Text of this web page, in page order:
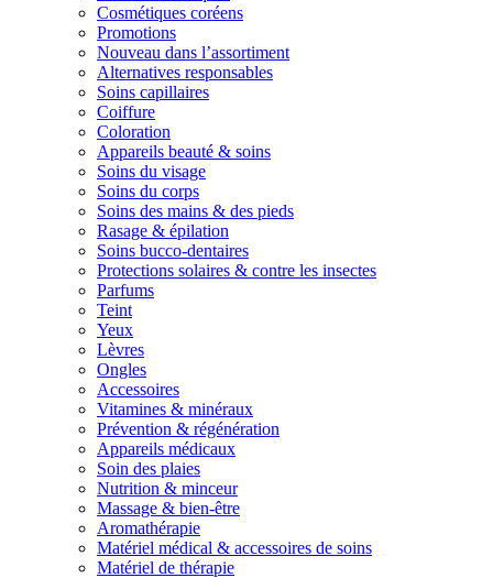
Cosmétiques coréens
Promotions
Nouveau dans l’assortiment
Alternatives responsables
Soins capillaires
Coiffure
Coloration
Appareils beauté & soins
Soins du visage
Soins du corps
Soins des mains & des pieds
Rasage & épilation
Soins bucco-dentaires
Protections solaires & contre les insectes
Parfums
Teint
Yeux
Lèvres
Ongles
Accessoires
Vitamines & minéraux
Prévention & régénération
Appareils médicaux
Soin des plaies
Nutrition & minceur
Massage & bien-être
Aromathérapie
Matériel médical & accessoires de soins
Matériel de thérapie